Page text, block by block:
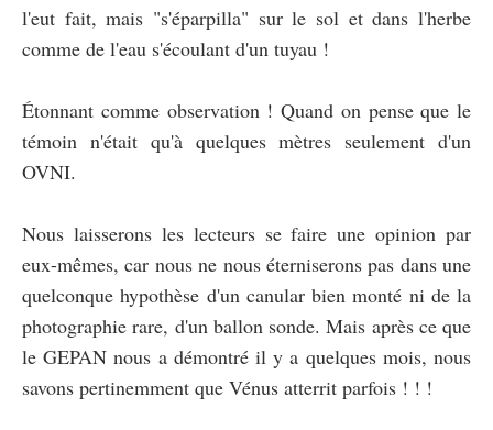
l'eut fait, mais "s'éparpilla" sur le sol et dans l'herbe
comme de l'eau s'écoulant d'un tuyau !
Étonnant comme observation ! Quand on pense que le
témoin n'était qu'à quelques mètres seulement d'un
OVNI.
Nous laisserons les lecteurs se faire une opinion par
eux-mêmes, car nous ne nous éterniserons pas dans une
quelconque hypothèse d'un canular bien monté ni de la
photographie rare, d'un ballon sonde. Mais après ce que
le GEPAN nous a démontré il y a quelques mois, nous
savons pertinemment que Vénus atterrit parfois ! ! !